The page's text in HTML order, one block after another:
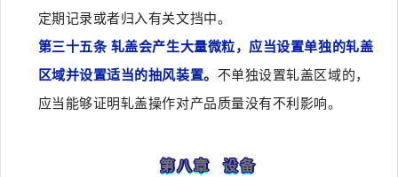
定期记录或者归入有关文挡中。
第三十五条 轧盖会产生大量微粒，应当设置单独的轧盖
区域并设置适当的抽风装置。 不单独设置轧盖区域的，
应当能够证明轧盖操作对产品质量没有不利影响。
第八章 设备